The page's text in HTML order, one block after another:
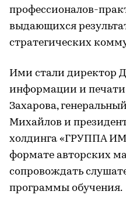
профессионалов-
выдающихся
стратегических
Ими стали директор
информации и
Захарова,
Михайлов и
холдинга «ГРУППА
формате авторских
сопровождать
программы обучения.